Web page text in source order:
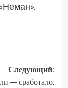
Следующий:
— сработало.